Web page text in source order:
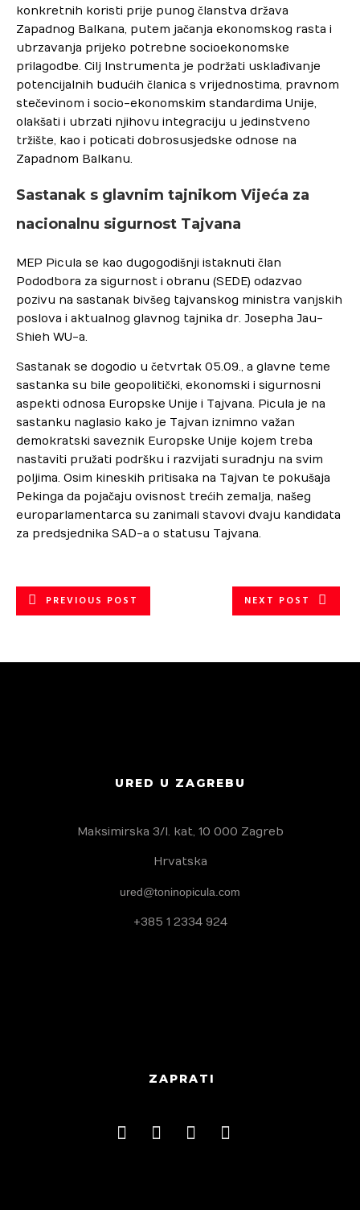
konkretnih koristi prije punog članstva država
Zapadnog Balkana, putem jačanja ekonomskog rasta i
ubrzavanja prijeko potrebne socioekonomske
prilagodbe. Cilj Instrumenta je podržati usklađivanje
potencijalnih budućih članica s vrijednostima, pravnom
stečevinom i socio-ekonomskim standardima Unije,
olakšati i ubrzati njihovu integraciju u jedinstveno
tržište, kao i poticati dobrosusjedske odnose na
Zapadnom Balkanu.
Sastanak s glavnim tajnikom Vijeća za
nacionalnu sigurnost Tajvana
MEP Picula se kao dugogodišnji istaknuti član
Pododbora za sigurnost i obranu (SEDE) odazvao
pozivu na sastanak bivšeg tajvanskog ministra vanjskih
poslova i aktualnog glavnog tajnika dr. Josepha Jau-
Shieh WU-a.
Sastanak se dogodio u četvrtak 05.09., a glavne teme
sastanka su bile geopolitički, ekonomski i sigurnosni
aspekti odnosa Europske Unije i Tajvana. Picula je na
sastanku naglasio kako je Tajvan iznimno važan
demokratski saveznik Europske Unije kojem treba
nastaviti pružati podršku i razvijati suradnju na svim
poljima. Osim kineskih pritisaka na Tajvan te pokušaja
Pekinga da pojačaju ovisnost trećih zemalja, našeg
europarlamentarca su zanimali stavovi dvaju kandidata
za predsjednika SAD-a o statusu Tajvana.
PREVIOUS POST NEXT POST
URED U ZAGREBU
Maksimirska 3/I. kat, 10 000 Zagreb
Hrvatska
ured@toninopicula.com
+385 1 2334 924
ZAPRATI